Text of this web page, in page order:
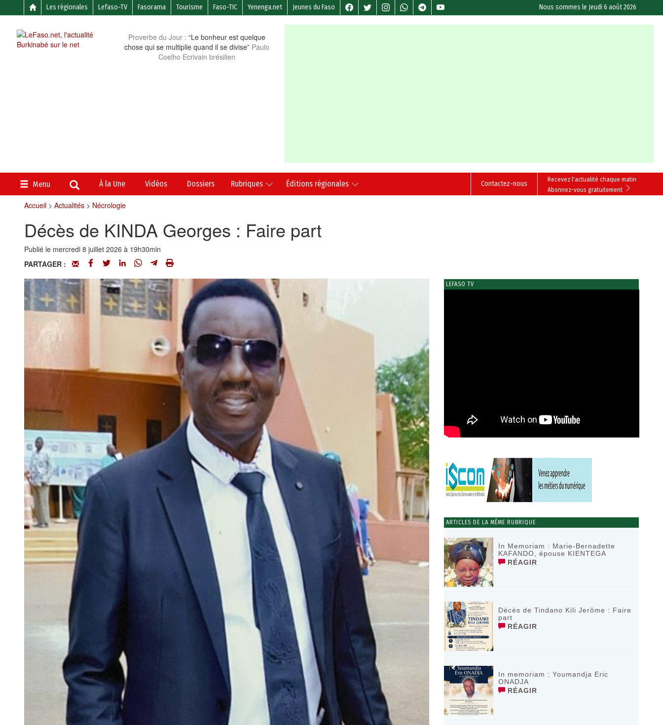
Les régionales Lefaso-TV Fasorama Tourisme Faso-TIC Yenenga.net Jeunes du Faso Nous sommes le Jeudi 6 août 2026
Proverbe du Jour : “Le bonheur est quelque
chose qui se multiplie quand il se divise” Paulo
Coelho Ecrivain brésilien
Menu À la Une Vidéos Dossiers Rubriques Éditions régionales
Recevez l'actualité chaque matin
Abonnez-vous gratuitement
Contactez-nous
Accueil> Actualités> Nécrologie
Décès de KINDA Georges : Faire part
Publié le mercredi 8 juillet 2026 à 19h30min
PARTAGER :
LEFASO TV
ARTICLES DE LA MÊME RUBRIQUE
In Memoriam : Marie-Bernadette
KAFANDO, épouse KIENTEGA
RÉAGIR
Décès de Tindano Kili Jerôme : Faire
part
RÉAGIR
In memoriam : Youmandja Eric
ONADJA
RÉAGIR